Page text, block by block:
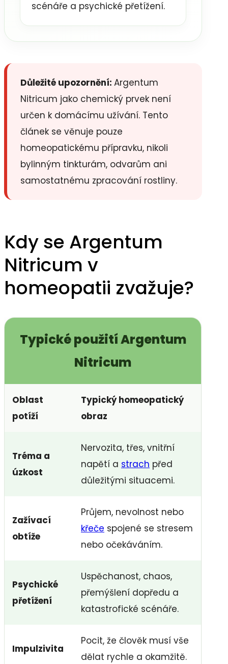
scénáře a psychické přetížení.
Důležité upozornění: Argentum
Nitricum jako chemický prvek není
určen k domácímu užívání. Tento
článek se věnuje pouze
homeopatickému přípravku, nikoli
bylinným tinkturám, odvarům ani
samostatnému zpracování rostliny.
Kdy se Argentum
Nitricum v
homeopatii zvažuje?
Typické použití Argentum
Nitricum
Oblast
potíží
Typický homeopatický
obraz
Tréma a
úzkost
Nervozita, třes, vnitřní
napětí a strach před
důležitými situacemi.
Zažívací
obtíže
Průjem, nevolnost nebo
křeče spojené se stresem
nebo očekáváním.
Psychické
přetížení
Uspěchanost, chaos,
přemýšlení dopředu a
katastrofické scénáře.
Impulzivita
Pocit, že člověk musí vše
dělat rychle a okamžitě.